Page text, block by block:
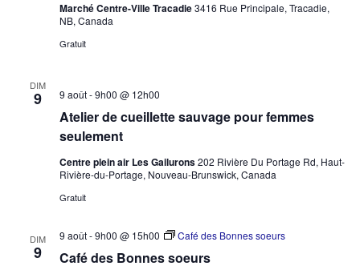
Marché Centre-Ville Tracadie3416 Rue Principale, Tracadie,
NB, Canada
Gratuit
DIM
9
Atelier de cueillette sauvage pour femmes
seulement
9 août - 9h00 @ 12h00
Centre plein air Les Gailurons202 Rivière Du Portage Rd, Haut-
Rivière-du-Portage, Nouveau-Brunswick, Canada
Gratuit
DIM
9 Café des Bonnes soeurs
9 août - 9h00 @ 15h00 Café des Bonnes soeurs